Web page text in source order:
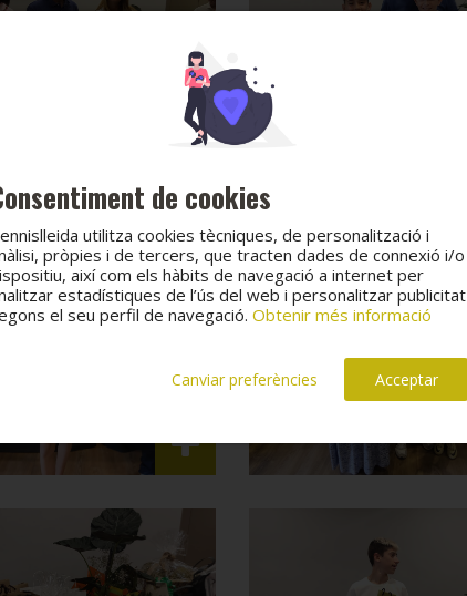
de cookies
utilitza cookies tècniques, de personalització i
pròpies i de tercers, que tracten dades de connexió i/o
així com els hàbits de navegació a internet per
estadístiques de l’ús del web i personalitzar publicitat
el seu perfil de navegació. Obtenir més informació
Canviar preferències Acceptar